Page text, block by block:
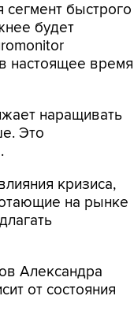
сегмент быстрого
будет
настоящее время
наращивать
Это
кризиса,
на рынке
Александра
от состояния